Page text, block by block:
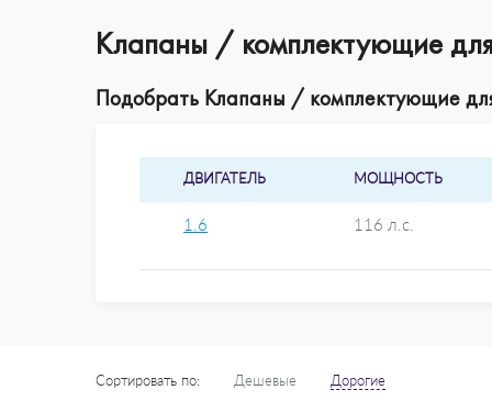
Клапаны / комплектующие для
Подобрать Клапаны / комплектующие для
ДВИГАТЕЛЬ МОЩНОСТЬ
1.6 116 л.с.
Сортировать по: Дешевые Дорогие